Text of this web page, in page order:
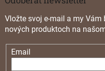
Vložte svoj e-mail a my
nových produktoch na
Email